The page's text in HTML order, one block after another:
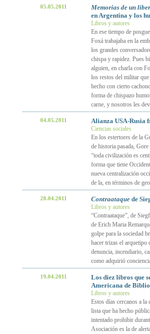
05.05.2011
Memorias de un
en Argentina y los
Libros y autores
En ese tiempo de
Foxá trabajaba en la
los grandes
chispa y rapidez. Pues
alguien, en charla con
los restos del militar
hecho con cierto
forma de chispazo
carne, y nosotros les
04.05.2011 Alianza USA-Rusia
Ciencias sociales
En los estertores de la
de historia pasada,
“toda civilización es
forma que tiene
nueva centralización
de la, en términos de
20.04.2011 Contraataquede
Libros y autores
“Contraataque”, de
de Erich Maria
golpe para la sociedad
hacer trizas el arquetipo
denuncia, incendiario,
como adquirió
19.04.2011
Los diez libros que
Americana de
Libros y autores
Estos días cercanos a
lista que ha hecho
intentado prohibir
Asociación es la de